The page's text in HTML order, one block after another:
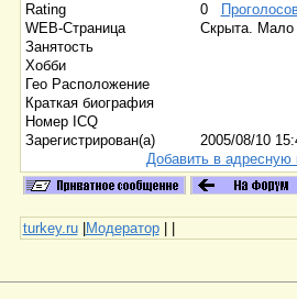
Rating
0
WEB-Страница
Скрыта. Мало
Занятость
Хобби
Гео Расположение
Краткая биография
Номер ICQ
Зарегистрирован(а)
2005/08/10
Добавить в адресную
turkey.ru|Модератор| |